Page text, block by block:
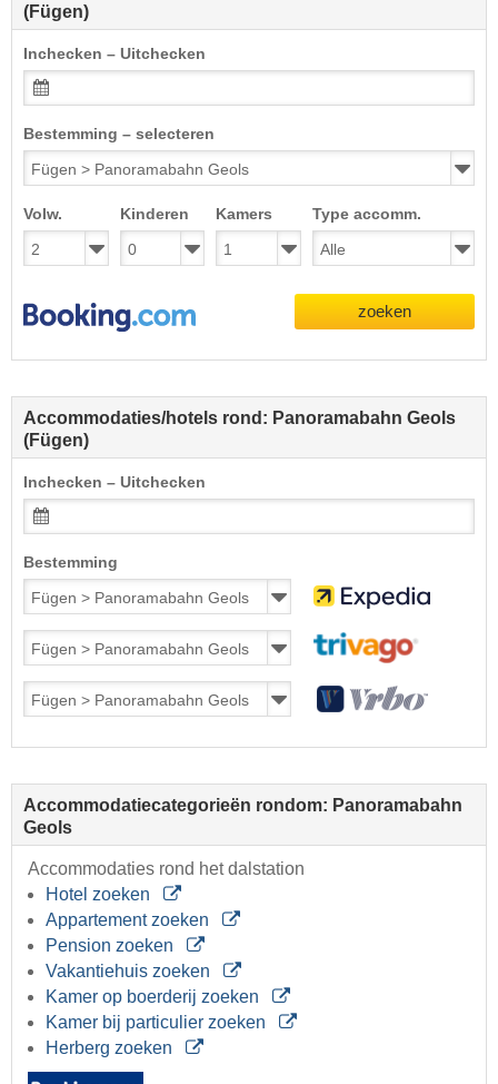
(Fügen)
Inchecken – Uitchecken
Bestemming – selecteren
Volw. Kinderen Kamers Type accomm.
zoeken
Accommodaties/hotels rond: Panoramabahn Geols
(Fügen)
Inchecken – Uitchecken
Bestemming
Accommodatiecategorieën rondom: Panoramabahn
Geols
Accommodaties rond het dalstation
Hotel zoeken
Appartement zoeken
Pension zoeken
Vakantiehuis zoeken
Kamer op boerderij zoeken
Kamer bij particulier zoeken
Herberg zoeken